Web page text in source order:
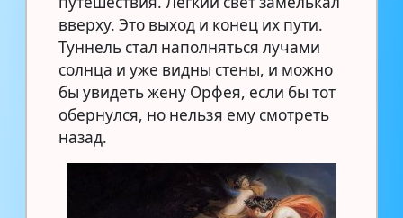
вверху. Это выход и конец их пути.
Туннель стал наполняться лучами
солнца и уже видны стены, и можно
бы увидеть жену Орфея, если бы тот
обернулся, но нельзя ему смотреть
назад.